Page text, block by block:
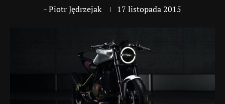
-Piotr Jędrzejak 17 listopada 2015